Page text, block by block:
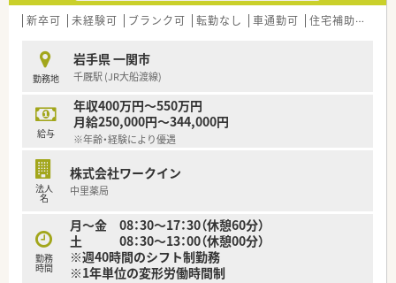
新卒可 未経験可 ブランク可 転勤なし 車通勤可 住宅補助(手当)あり
勤務地
岩手県 一関市
千厩駅 (JR大船渡線)
給与
年収400万円～550万円
月給250,000円～344,000円
※年齢・経験により優遇
法人
名
株式会社ワークイン
中里薬局
勤務
時間
月～金 08：30～17：30（休憩60分）
土 08：30～13：00（休憩00分）
※週40時間のシフト制勤務
※1年単位の変形労働時間制